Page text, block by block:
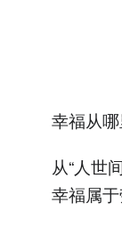
幸福从哪
从“人世
幸福属